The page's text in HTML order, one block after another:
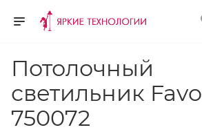
Потолочный
светильник Favo
750072